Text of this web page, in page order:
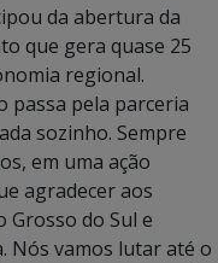
da abertura da
que gera quase 25
regional.
passa pela parceria
sozinho. Sempre
em uma ação
agradecer aos
do Sul e
Nós vamos lutar até o